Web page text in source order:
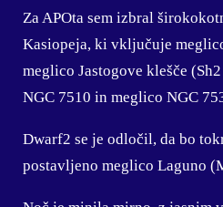
Za APOta sem izbral
Kasiopeja, ki vključuje
meglico Jastogove klešče
NGC 7510 in meglico NGC
Dwarf2 se je odločil, da bo
postavljeno meglico Laguno